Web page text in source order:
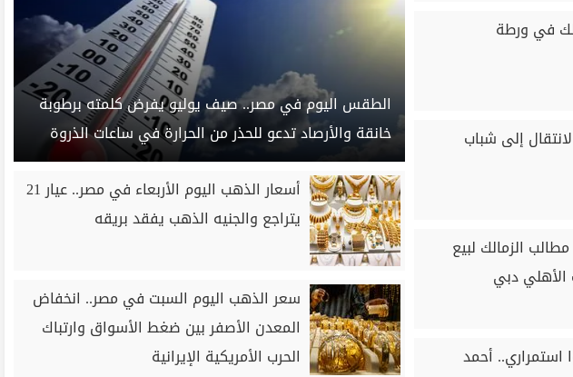
في ورطة
إلى شباب
الزمالك لبيع
الأهلي دبي
أحمد
الطقس اليوم في مصر.. صيف يوليو يفرض كلمته برطوبة
خانقة والأرصاد تدعو للحذر من الحرارة في ساعات الذروة
أسعار الذهب اليوم الأربعاء في مصر.. عيار 21
يتراجع والجنيه الذهب يفقد بريقه
سعر الذهب اليوم السبت في مصر.. انخفاض
المعدن الأصفر بين ضغط الأسواق وارتباك
الحرب الأمريكية الإيرانية